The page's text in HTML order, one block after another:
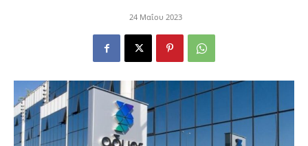
24 Μαΐου 2023